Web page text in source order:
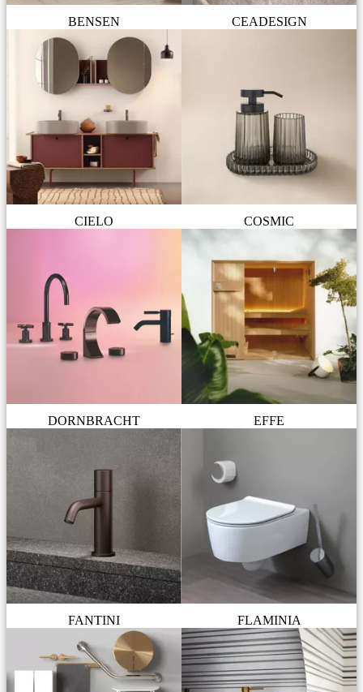
BENSEN CEADESIGN
CIELO COSMIC
DORNBRACHT EFFE
FANTINI FLAMINIA